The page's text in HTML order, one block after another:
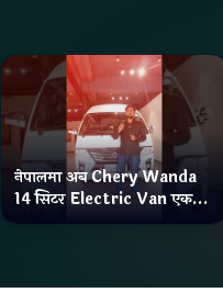
नेपालमा अब Chery Wanda
14 सिटर Electric Van एक
Charge मा दिन्छ 300KM